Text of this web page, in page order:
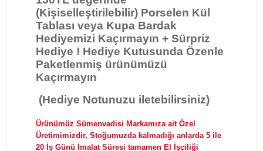
(Kişiselleştirilebilir) Porselen Kül
Tablası veya Kupa Bardak
Hediyemizi Kaçırmayın + Sürpriz
Hediye ! Hediye Kutusunda Özenle
Paketlenmiş ürünümüzü
Kaçırmayın
(Hediye Notunuzu iletebilirsiniz)
Ürünümüz Sümenvadisi Markamıza ait Özel
Üretimimizdir, Stoğumuzda kalmadığı anlarda 5 ile
20 İş Günü İmalat Süresi tamamen El İşçiliği